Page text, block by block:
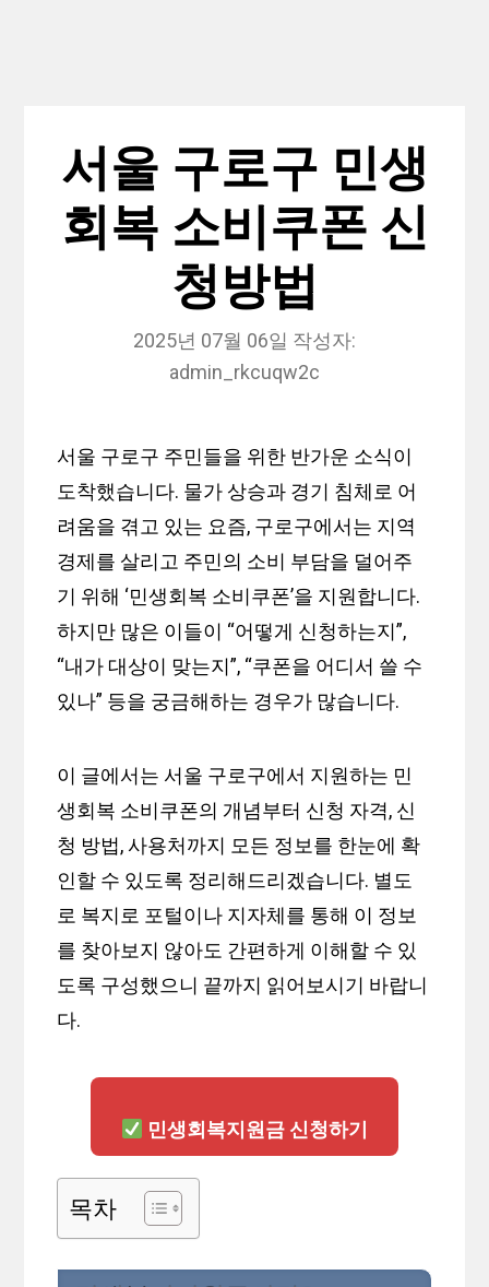
서울 구로구 민생
회복 소비쿠폰 신
청방법
2025년 07월 06일 작성자:
admin_rkcuqw2c
서울 구로구 주민들을 위한 반가운 소식이
도착했습니다. 물가 상승과 경기 침체로 어
려움을 겪고 있는 요즘, 구로구에서는 지역
경제를 살리고 주민의 소비 부담을 덜어주
기 위해 ‘민생회복 소비쿠폰’을 지원합니다.
하지만 많은 이들이 “어떻게 신청하는지”,
“내가 대상이 맞는지”, “쿠폰을 어디서 쓸 수
있나” 등을 궁금해하는 경우가 많습니다.
이 글에서는 서울 구로구에서 지원하는 민
생회복 소비쿠폰의 개념부터 신청 자격, 신
청 방법, 사용처까지 모든 정보를 한눈에 확
인할 수 있도록 정리해드리겠습니다. 별도
로 복지로 포털이나 지자체를 통해 이 정보
를 찾아보지 않아도 간편하게 이해할 수 있
도록 구성했으니 끝까지 읽어보시기 바랍니
다.
민생회복지원금 신청하기
목차